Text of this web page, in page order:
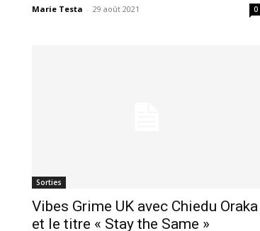
Marie Testa - 29 août 2021 0
Sorties
Vibes Grime UK avec Chiedu Oraka
et le titre « Stay the Same »